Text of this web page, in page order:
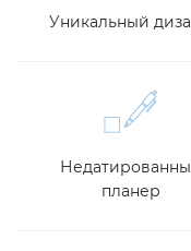
Уникальный
планер